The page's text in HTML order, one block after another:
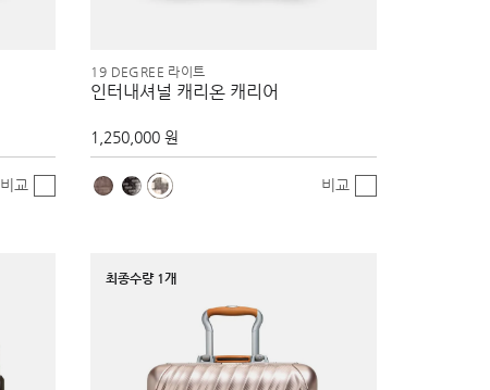
비교
19 DEGREE 라이트
인터내셔널 캐리온 캐리어
1,250,000 원
비교
최종수량 1개